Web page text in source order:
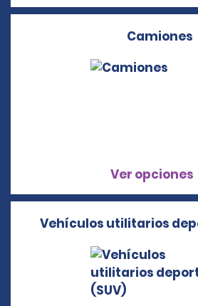
Camiones
Ver opciones
Vehículos utilitarios